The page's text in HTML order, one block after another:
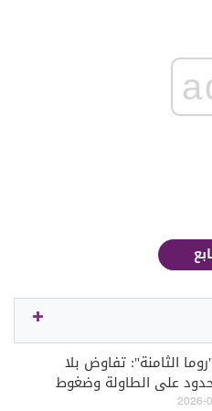
الثامنة": تفاوض بلا
على الطاولة وضغوط